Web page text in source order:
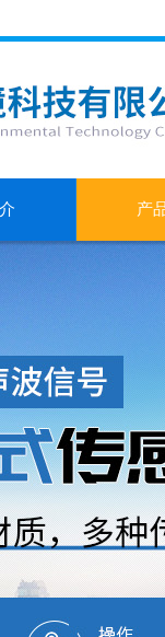
产